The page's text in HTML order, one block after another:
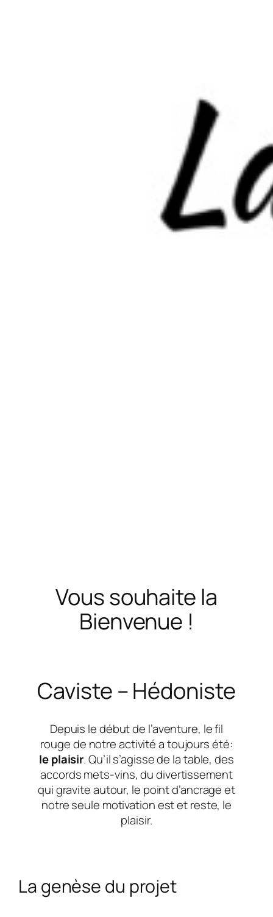
Vous souhaite la
Bienvenue !
Caviste – Hédoniste
Depuis le début de l’aventure, le fil
rouge de notre activité a toujours été:
le plaisir. Qu’il s’agisse de la table, des
accords mets-vins, du divertissement
qui gravite autour, le point d’ancrage et
notre seule motivation est et reste, le
plaisir.
La genèse du projet